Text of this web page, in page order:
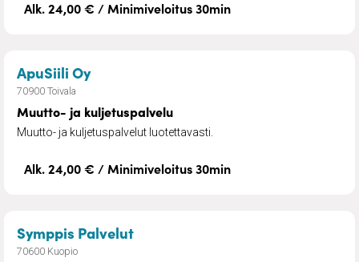
Alk. 24,00 € / Minimiveloitus 30min
ApuSiili Oy– Muutto- ja kuljetuspalvelu
70900 Toivala
Muutto- ja kuljetuspalvelu
Muutto- ja kuljetuspalvelut luotettavasti.
Alk. 24,00 € / Minimiveloitus 30min
Symppis Palvelut– Monipuolista kotipalvelua
70600 Kuopio